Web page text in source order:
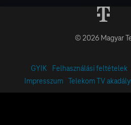
© 2026 Magyar
GYIK Felhasználási feltételek
Impresszum Telekom TV